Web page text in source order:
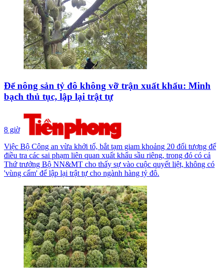
Để nông sản tỷ đô không vỡ trận xuất khẩu: Minh
bạch thủ tục, lập lại trật tự
8 giờ
Việc Bộ Công an vừa khởi tố, bắt tạm giam khoảng 20 đối tượng để
điều tra các sai phạm liên quan xuất khẩu sầu riêng, trong đó có cả
Thứ trưởng Bộ NN&MT cho thấy sự vào cuộc quyết liệt, không có
'vùng cấm' để lập lại trật tự cho ngành hàng tỷ đô.